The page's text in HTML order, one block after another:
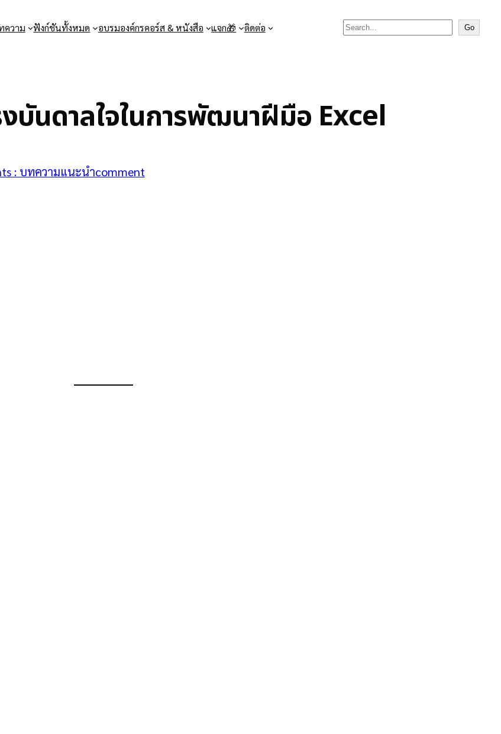
ความ ฟังก์ชันทั้งหมด อบรมองค์กรคอร์ส & หนังสือ แจก🎁 ติดต่อ Search Go
บันดาลใจในการพัฒนาฝีมือ Excel
: บทความแนะนำcomment